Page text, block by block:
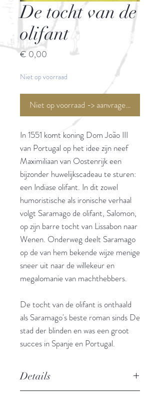
De tocht van de
olifant
€ 0,00
Niet op voorraad
Niet op voorraad -> aanvragen <-
In 1551 komt koning Dom João III
van Portugal op het idee zijn neef
Maximiliaan van Oostenrijk een
bijzonder huwelijkscadeau te sturen:
een Indiase olifant. In dit zowel
humoristische als ironische verhaal
volgt Saramago de olifant, Salomon,
op zijn barre tocht van Lissabon naar
Wenen. Onderweg deelt Saramago
op de van hem bekende wijze menige
sneer uit naar de willekeur en
megalomanie van machthebbers.
De tocht van de olifant is onthaald
als Saramago's beste roman sinds De
stad der blinden en was een groot
succes in Spanje en Portugal.
Details